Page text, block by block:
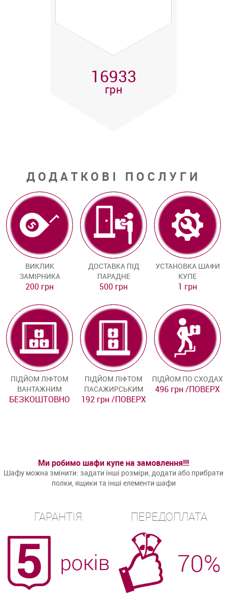
16933
грн
ДОДАТКОВІ ПОСЛУГИ
ВИКЛИК
ЗАМІРНИКА
200 грн
ДОСТАВКА ПІД
ПАРАДНЕ
500 грн
УСТАНОВКА ШАФИ
КУПЕ
1 грн
ПІДЙОМ ЛІФТОМ
ВАНТАЖНИМ
БЕЗКОШТОВНО
ПІДЙОМ ЛІФТОМ
ПАСАЖИРСЬКИМ
192 грн /ПОВЕРХ
ПІДЙОМ ПО СХОДАХ
496 грн /ПОВЕРХ
Ми робимо шафи купе на замовлення!!!
Шафу можна змінити: задати інші розміри, додати або прибрати
полки, ящики та інші елементи шафи
ГАРАНТІЯ ПЕРЕДОПЛАТА